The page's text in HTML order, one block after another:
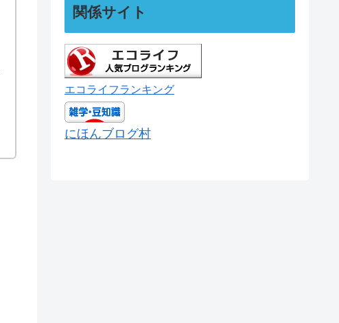
関係サイト
エコライフランキング
にほんブログ村